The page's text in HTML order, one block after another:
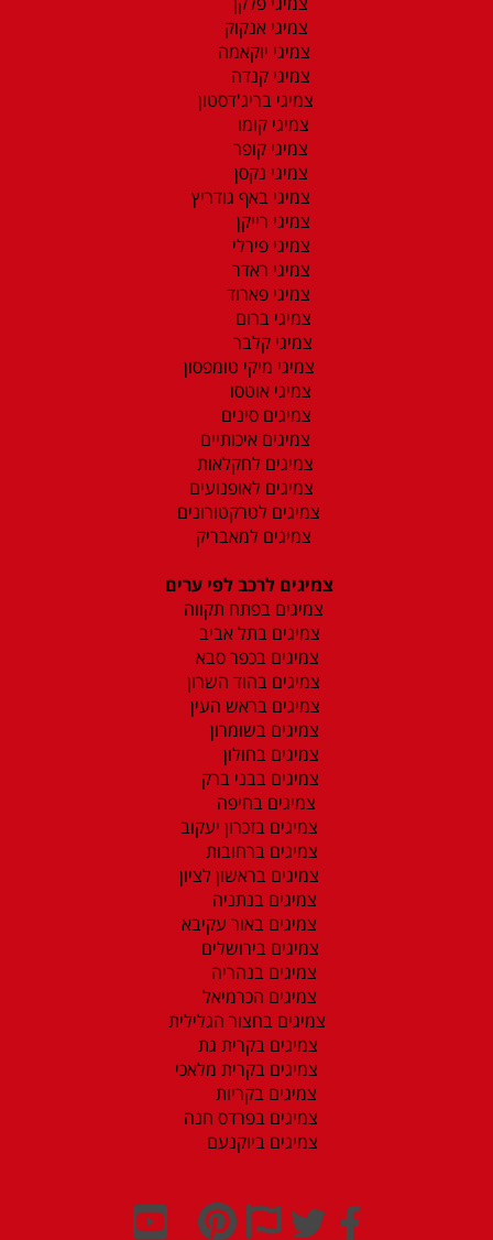
צמיגי אנקוק
צמיגי יוקאמה
צמיגי קנדה
צמיגי בריג'דסטון
צמיגי קומו
צמיגי קופר
צמיגי נקסן
צמיגי באף גודריץ
צמיגי רייקן
צמיגי פירלי
צמיגי ראדר
צמיגי פארוד
צמיגי ברום
צמיגי קלבר
צמיגי מיקי טומפסון
צמיגי אוטסו
צמיגים סינים
צמיגים איכותיים
צמיגים לחקלאות
צמיגים לאופנועים
צמיגים לטרקטורונים
צמיגים למאבריק
צמיגים לרכב לפי ערים
צמיגים בפתח תקווה
צמיגים בתל אביב
צמיגים בכפר סבא
צמיגים בהוד השרון
צמיגים בראש העין
צמיגים בשומרון
צמיגים בחולון
צמיגים בבני ברק
צמיגים בחיפה
צמיגים בזכרון יעקוב
צמיגים ברחובות
צמיגים בראשון לציון
צמיגים בנתניה
צמיגים באור עקיבא
צמיגים בירושלים
צמיגים בנהריה
צמיגים הכרמיאל
צמיגים בחצור הגלילית
צמיגים בקרית גת
צמיגים בקרית מלאכי
צמיגים בקריות
צמיגים בפרדס חנה
צמיגים ביוקנעם